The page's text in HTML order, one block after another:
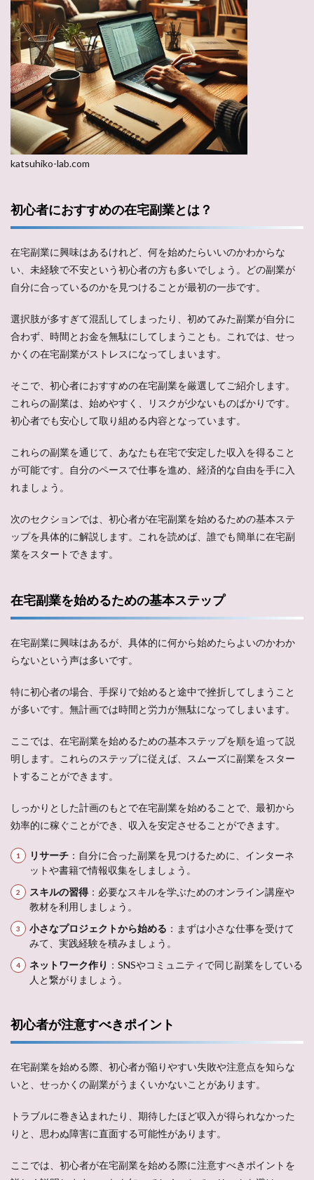
katsuhiko-lab.com
初心者におすすめの在宅副業とは？
在宅副業に興味はあるけれど、何を始めたらいいのかわからな
い、未経験で不安という初心者の方も多いでしょう。どの副業が
自分に合っているのかを見つけることが最初の一歩です。
選択肢が多すぎて混乱してしまったり、初めてみた副業が自分に
合わず、時間とお金を無駄にしてしまうことも。これでは、せっ
かくの在宅副業がストレスになってしまいます。
そこで、初心者におすすめの在宅副業を厳選してご紹介します。
これらの副業は、始めやすく、リスクが少ないものばかりです。
初心者でも安心して取り組める内容となっています。
これらの副業を通じて、あなたも在宅で安定した収入を得ること
が可能です。自分のペースで仕事を進め、経済的な自由を手に入
れましょう。
次のセクションでは、初心者が在宅副業を始めるための基本ステ
ップを具体的に解説します。これを読めば、誰でも簡単に在宅副
業をスタートできます。
在宅副業を始めるための基本ステップ
在宅副業に興味はあるが、具体的に何から始めたらよいのかわか
らないという声は多いです。
特に初心者の場合、手探りで始めると途中で挫折してしまうこと
が多いです。無計画では時間と労力が無駄になってしまいます。
ここでは、在宅副業を始めるための基本ステップを順を追って説
明します。これらのステップに従えば、スムーズに副業をスター
トすることができます。
しっかりとした計画のもとで在宅副業を始めることで、最初から
効率的に稼ぐことができ、収入を安定させることができます。
リサーチ ：自分に合った副業を見つけるために、インターネ
ットや書籍で情報収集をしましょう。
スキルの習得 ：必要なスキルを学ぶためのオンライン講座や
教材を利用しましょう。
小さなプロジェクトから始める ：まずは小さな仕事を受けて
みて、実践経験を積みましょう。
ネットワーク作り ：SNSやコミュニティで同じ副業をしている
人と繋がりましょう。
初心者が注意すべきポイント
在宅副業を始める際、初心者が陥りやすい失敗や注意点を知らな
いと、せっかくの副業がうまくいかないことがあります。
トラブルに巻き込まれたり、期待したほど収入が得られなかった
りと、思わぬ障害に直面する可能性があります。
ここでは、初心者が在宅副業を始める際に注意すべきポイントを